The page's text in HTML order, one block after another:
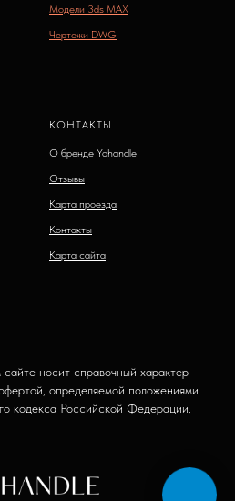
Модели 3ds MAX
Чертежи DWG
КОНТАКТЫ
О бренде Yohandle
Отзывы
Карта проезда
Контакты
Карта сайта
носит справочный характер
определяемой положениями
кодекса Российской Федерации.